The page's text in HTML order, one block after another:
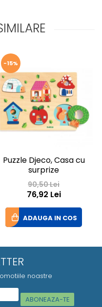
-15%
Puzzle Djeco, Casa cu
surprize
90,50 Lei
76,92 Lei
ADAUGA IN COS
noastre